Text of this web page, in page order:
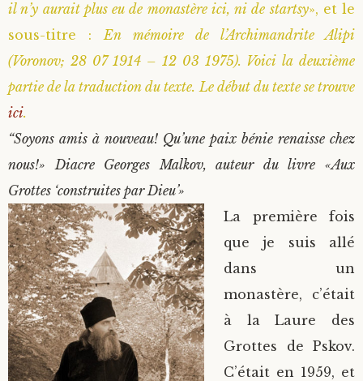
il n’y aurait plus eu de monastère ici, ni de startsy», et le
sous-titre :En mémoire de l’Archimandrite Alipi
(Voronov; 28 07 1914 – 12 03 1975). Voici la deuxième
partie de la traduction du texte. Le début du texte se trouve
ici.
“Soyons amis à nouveau! Qu’une paix bénie renaisse chez
nous!» Diacre Georges Malkov, auteur du livre «Aux
Grottes ‘construites par Dieu’»
La première fois
que je suis allé
dans un
monastère, c’était
à la Laure des
Grottes de Pskov.
C’était en 1959, et